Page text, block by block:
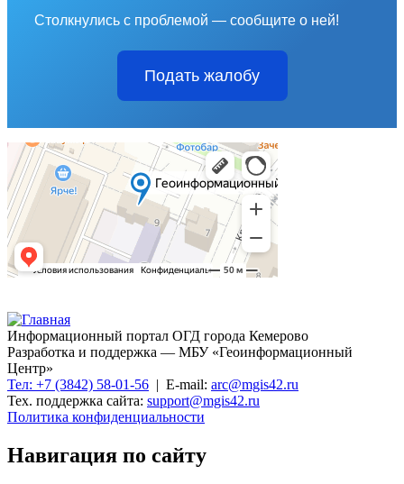
Столкнулись с проблемой — сообщите о ней!
Подать жалобу
Информационный портал ОГД города Кемерово
Разработка и поддержка — МБУ «Геоинформационный
Центр»
Тел: +7 (3842) 58-01-56 | E-mail: arc@mgis42.ru
Тех. поддержка сайта: support@mgis42.ru
Политика конфиденциальности
Навигация по сайту